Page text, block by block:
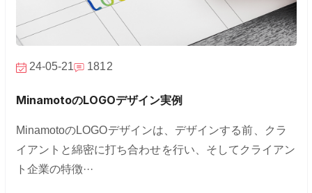
24-05-21 1812
MinamotoのLOGOデザイン実例
MinamotoのLOGOデザインは、デザインする前、クラ
イアントと綿密に打ち合わせを行い、そしてクライアン
ト企業の特徴···